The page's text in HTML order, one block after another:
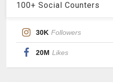
100+ Social Counters
30K Followers
20M Likes